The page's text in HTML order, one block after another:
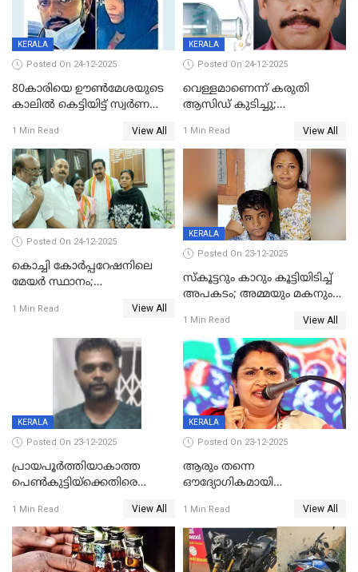
KERALA
Posted On 24-12-2025
80കാരിയെ ഊൺമേശയുടെ
കാലിൽ കെട്ടിയിട്ട് സ്വർണവും
കൊച്ചുമകനും സുഹൃത്തും
അറസ്റ്റിൽ
1 Min Read View All
KERALA
Posted On 24-12-2025
വെള്ളമാണെന്ന് കരുതി
ആസിഡ് കുടിച്ചു;
മരിച്ചു
1 Min Read View All
Posted On 24-12-2025
കൊച്ചി കോര്‍പ്പറേഷനിലെ
മേയര്‍ സ്ഥാനം;
രൂക്ഷം
1 Min Read View All
KERALA
Posted On 23-12-2025
സ്കൂട്ടറും കാറും കൂട്ടിയിടിച്ച്
അപകടം; അമ്മയും മകനും
ഗുരുതരാവസ്ഥയിൽ
1 Min Read View All
KERALA
Posted On 23-12-2025
പ്രായപൂർത്തിയാകാത്ത
പെൺകുട്ടിയ്ക്കെതിരെ
59 വർഷം തടവും 90,൦൦൦ രൂപ
പിഴയും ശിക്ഷ
1 Min Read View All
KERALA
Posted On 23-12-2025
ആരും തന്നെ
ഔദ്യോഗികമായി
കണ്ടെത്താൻ ഇന്ന് കോർ
കമ്മിറ്റി കൂടിയില്ല';
അതൃപ്തിയുമായി ദീപ്തി മേരി
വർഗീസ്
1 Min Read View All